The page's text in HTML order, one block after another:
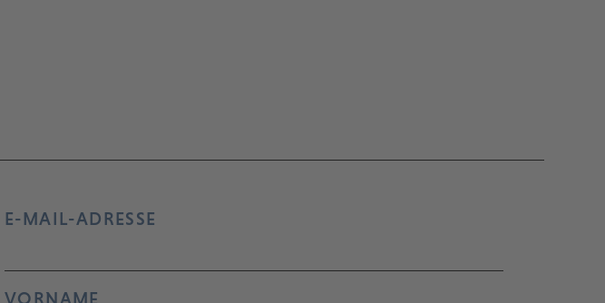
E-MAIL-ADRESSE
VORNAME